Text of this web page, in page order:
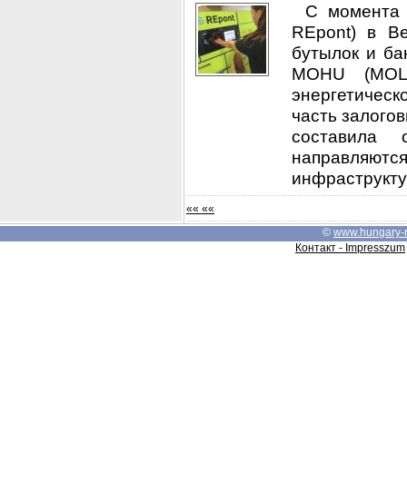
С момента
REpont) в
бутылок и
MOHU
часть
«« ««
© www.hungary-
Контакт - Impresszum